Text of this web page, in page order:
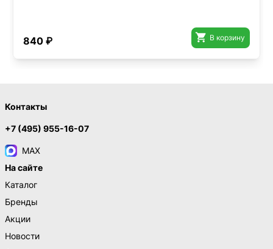
840 ₽  В корзину
Контакты
+7 (495) 955-16-07
MAX
На сайте
Каталог
Бренды
Акции
Новости